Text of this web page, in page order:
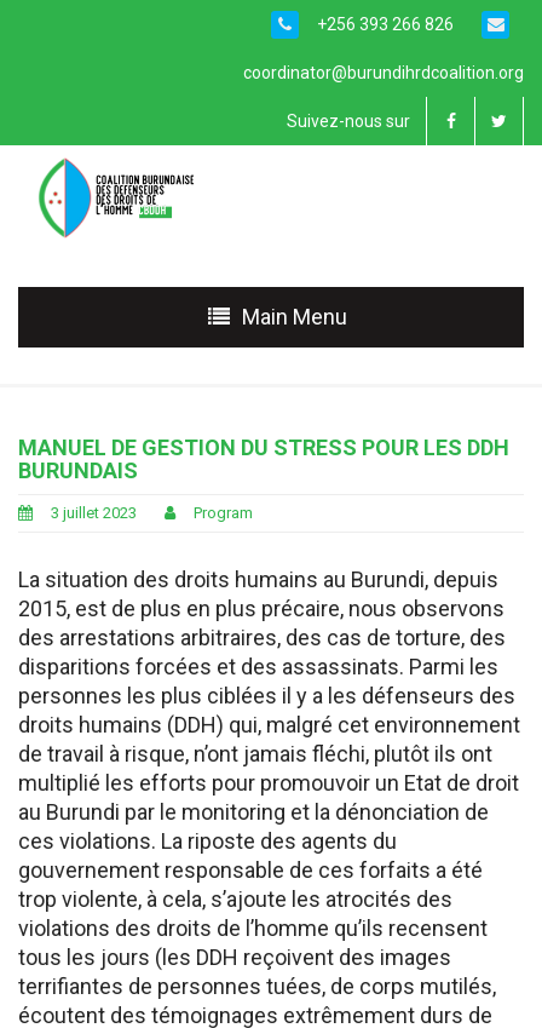
+256 393 266 826
coordinator@burundihrdcoalition.org
Suivez-nous sur
Main Menu
MANUEL DE GESTION DU STRESS POUR LES DDH
BURUNDAIS
3 juillet 2023 Program
La situation des droits humains au Burundi, depuis
2015, est de plus en plus précaire, nous observons
des arrestations arbitraires, des cas de torture, des
disparitions forcées et des assassinats. Parmi les
personnes les plus ciblées il y a les défenseurs des
droits humains (DDH) qui, malgré cet environnement
de travail à risque, n’ont jamais fléchi, plutôt ils ont
multiplié les efforts pour promouvoir un Etat de droit
au Burundi par le monitoring et la dénonciation de
ces violations. La riposte des agents du
gouvernement responsable de ces forfaits a été
trop violente, à cela, s’ajoute les atrocités des
violations des droits de l’homme qu’ils recensent
tous les jours (les DDH reçoivent des images
terrifiantes de personnes tuées, de corps mutilés,
écoutent des témoignages extrêmement durs de